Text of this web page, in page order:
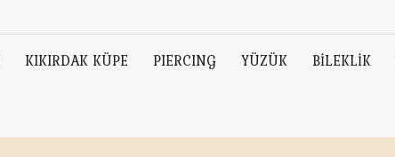
KIKIRDAK KÜPE PIERCING YÜZÜK BİLEKLİK